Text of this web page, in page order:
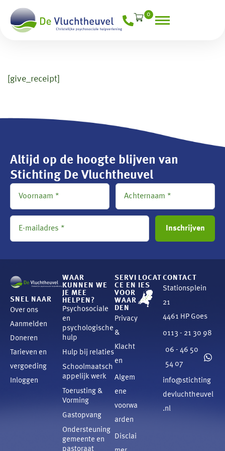
0
[give_receipt]
Altijd op de hoogte blijven van
Stichting De Vluchtheuvel
SNEL NAAR
Over ons
Aanmelden
Doneren
Tarieven en
vergoeding
Inloggen
WAAR
KUNNEN WE
JE MEE
HELPEN?
Psychosociale
en
psychologische
hulp
Hulp bij relaties
Schoolmaatsch
appelijk werk
Toerusting &
Vorming
Gastopvang
Ondersteuning
gemeente en
pastoraat
SERVI
CE EN
VOOR
WAAR
DEN
Privacy
&
Klacht
en
Algem
ene
voorwa
arden
Disclai
LOCAT
IES
CONTACT
Stationsplein
21
4461 HP Goes
0113 - 21 30 98
06 - 46 50
54 07
info@stichting
devluchtheuvel
.nl